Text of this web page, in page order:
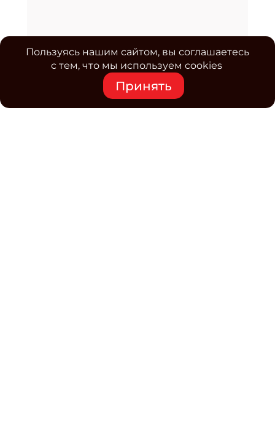
Пользуясь нашим сайтом, вы соглашаетесь
с тем, что мы используем cookies
Принять